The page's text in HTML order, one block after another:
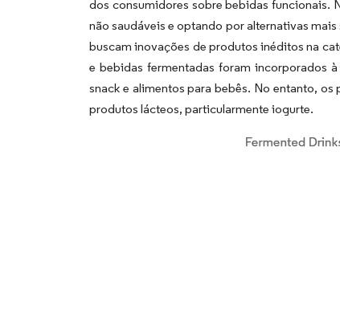
dos consumidores sobre bebidas funcionais.
não saudáveis e optando por alternativas
buscam inovações de produtos inéditos na
e bebidas fermentadas foram incorporados
snack e alimentos para bebês. No entanto,
produtos lácteos, particularmente iogurte.